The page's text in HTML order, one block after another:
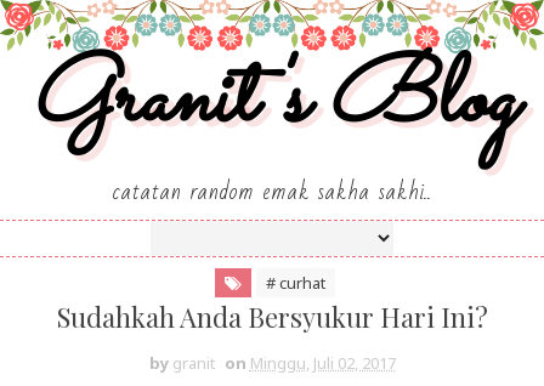
Granit's Blog
catatan random emak sakha sakhi..
# curhat
Sudahkah Anda Bersyukur Hari Ini?
by granit on Minggu, Juli 02, 2017